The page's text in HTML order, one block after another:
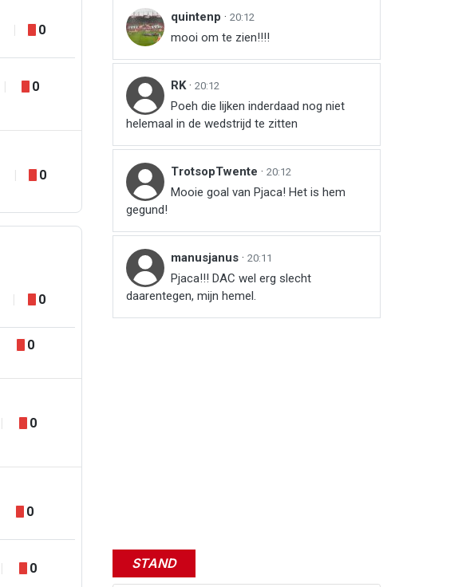
0
0
0
0
0
0
0
0
quintenp · 20:12
mooi om te zien!!!!
RK· 20:12
Poeh die lijken inderdaad nog niet
helemaal in de wedstrijd te zitten
TrotsopTwente · 20:12
Mooie goal van Pjaca! Het is hem
gegund!
manusjanus · 20:11
Pjaca!!! DAC wel erg slecht
daarentegen, mijn hemel.
STAND